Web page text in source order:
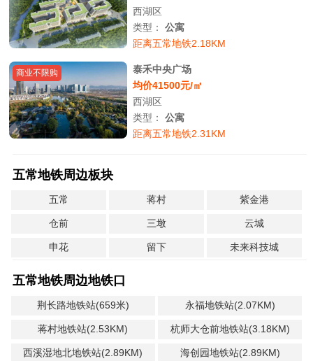
西湖区
类型：公寓
距离五常地铁2.18KM
商业不限购
泰禾中央广场
均价41500元/㎡
西湖区
类型：公寓
距离五常地铁2.31KM
五常地铁周边板块
五常 蒋村 紫金港
仓前 三墩 云城
申花 留下 未来科技城
五常地铁周边地铁口
荆长路地铁站(659米) 永福地铁站(2.07KM)
蒋村地铁站(2.53KM) 杭师大仓前地铁站(3.18KM)
西溪湿地北地铁站(2.89KM) 海创园地铁站(2.89KM)